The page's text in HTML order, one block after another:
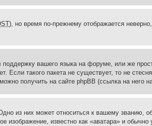
), но время по-прежнему отображается
вашего языка на форуме, или же
Если такого пакета не существует, то не
получить на сайте phpBB (ссылка на него
из них может относиться к вашему званию,
известно как «аватара» и